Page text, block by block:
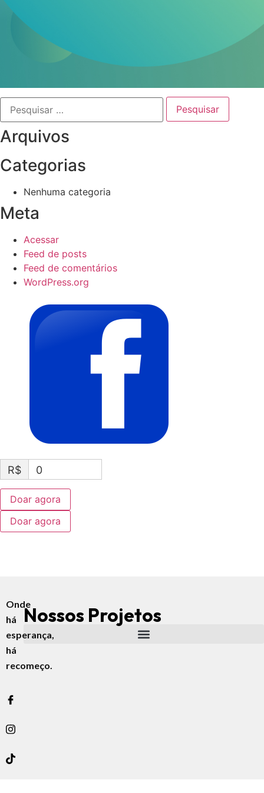
Arquivos
Categorias
Nenhuma categoria
Meta
Acessar
Feed de posts
Feed de comentários
WordPress.org
R$ 0
Doar agora
Onde
há
esperança,
há
recomeço.
Nossos Projetos